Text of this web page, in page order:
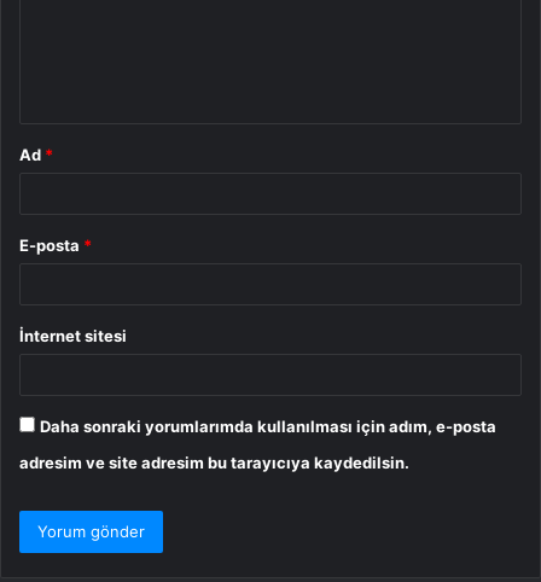
Ad *
E-posta *
İnternet sitesi
Daha sonraki yorumlarımda kullanılması için adım, e-posta
adresim ve site adresim bu tarayıcıya kaydedilsin.